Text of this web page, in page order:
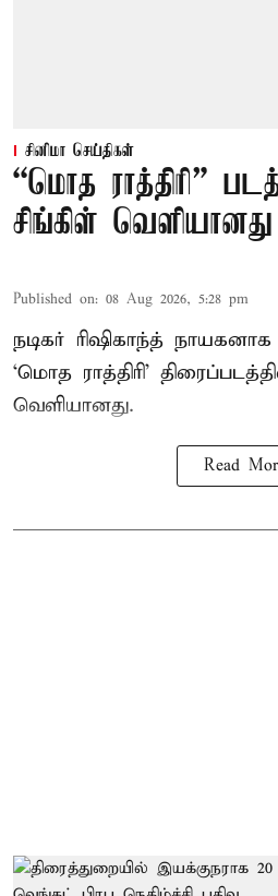
சினிமா செய்திகள்
“மொத ராத்திரி”
சிங்கிள் வெளியானது
Published on: 08 Aug 2026, 5:28 pm
நடிகர் ரிஷிகாந்த்
‘மொத ராத்திரி’
வெளியானது.
Read